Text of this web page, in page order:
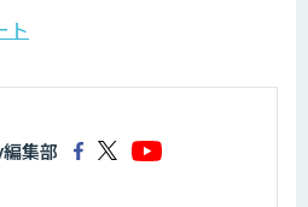
ト
集部